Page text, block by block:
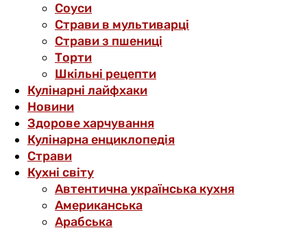
Соуси
Страви в мультиварці
Страви з пшениці
Торти
Шкільні рецепти
Кулінарні лайфхаки
Новини
Здорове харчування
Кулінарна енциклопедія
Страви
Кухні світу
Автентична українська кухня
Американська
Арабська